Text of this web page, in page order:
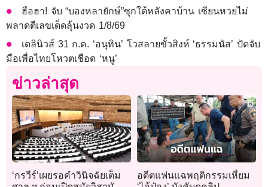
ฮือฮา! จับ “บองหลายักษ์”ซุกใต้หลังคาบ้าน เซียนหวยไม่
พลาดตีเลขเด็ดลุ้นงวด 1/8/69
เดลินิวส์ 31 ก.ค. ‘อนุทิน’ โวสลายขั้วสิงห์ ‘ธรรมนัส’ ปัดจับ
มือเพื่อไทยโหวตเชือด ‘หนู’
ข่าวล่าสุด
‘กรวีร์’เผยรอคำวินิจฉัยเต็ม
อดีตแฟนแฉพฤติกรรมเหี้ยม